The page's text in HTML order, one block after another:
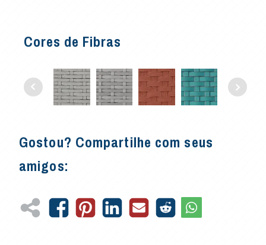
Cores de Fibras
Gostou? Compartilhe com seus
amigos: